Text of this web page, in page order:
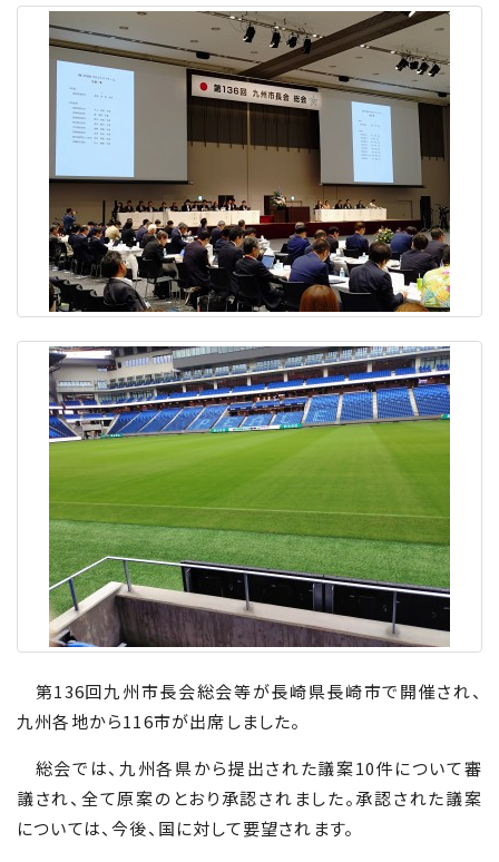
第136回九州市長会総会等が長崎県長崎市で開催され、
九州各地から116市が出席しました。
総会では、九州各県から提出された議案10件について審
議され、全て原案のとおり承認されました。承認された議案
については、今後、国に対して要望されます。